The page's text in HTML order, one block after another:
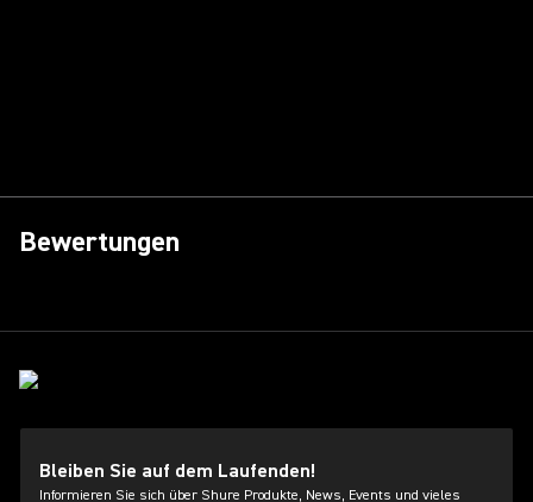
Bewertungen
Bleiben Sie auf dem Laufenden!
Informieren Sie sich über Shure Produkte, News, Events und vieles